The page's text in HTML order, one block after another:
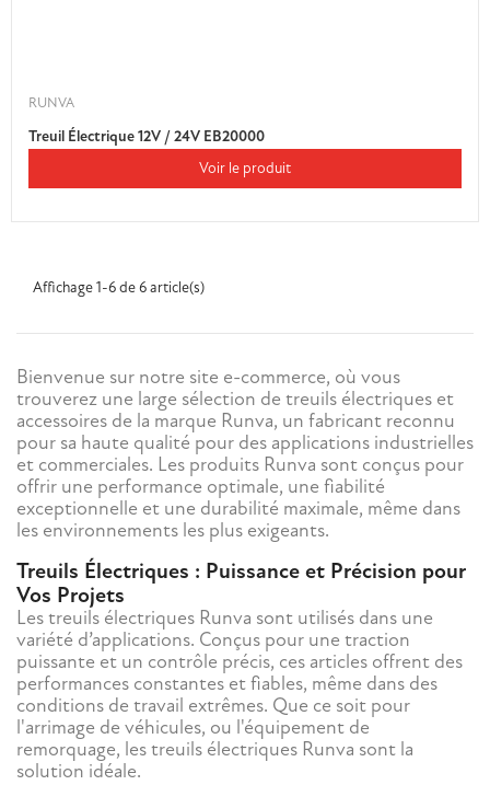
RUNVA
Treuil Électrique 12V / 24V EB20000
Voir le produit
Affichage 1-6 de 6 article(s)
Bienvenue sur notre site e-commerce, où vous
trouverez une large sélection de treuils électriques et
accessoires de la marque Runva, un fabricant reconnu
pour sa haute qualité pour des applications industrielles
et commerciales. Les produits Runva sont conçus pour
offrir une performance optimale, une fiabilité
exceptionnelle et une durabilité maximale, même dans
les environnements les plus exigeants.
Treuils Électriques : Puissance et Précision pour
Vos Projets
Les treuils électriques Runva sont utilisés dans une
variété d’applications. Conçus pour une traction
puissante et un contrôle précis, ces articles offrent des
performances constantes et fiables, même dans des
conditions de travail extrêmes. Que ce soit pour
l'arrimage de véhicules, ou l'équipement de
remorquage, les treuils électriques Runva sont la
solution idéale.